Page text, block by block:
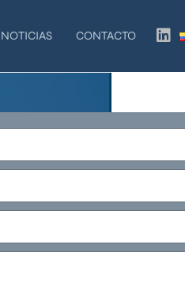
NOTICIAS CONTACTO
L
i
k